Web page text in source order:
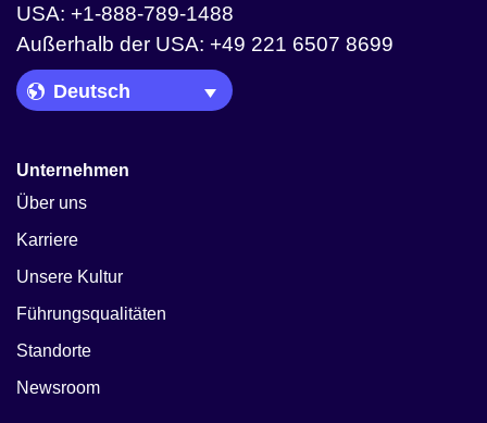
USA: +1-888-789-1488
Außerhalb der USA: +49 221 6507 8699
Language Picker
Unternehmen
Über uns
Karriere
Unsere Kultur
Führungsqualitäten
Standorte
Newsroom